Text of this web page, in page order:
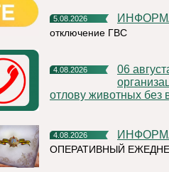
5.08.2026
отключение ГВС
4.08.2026
06 августа 2026 года на территории Княжпогостского района,
отлову животных без
4.08.2026
ОПЕРАТИВНЫЙ